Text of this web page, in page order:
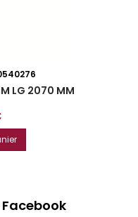
LG 2070 MM